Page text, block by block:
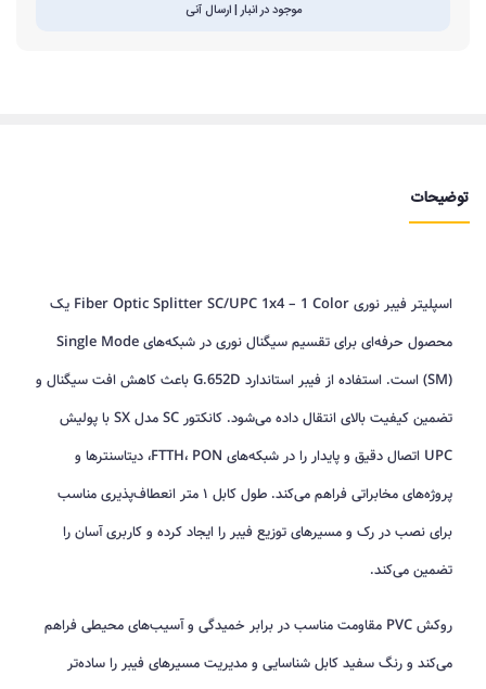
موجود در انبار | ارسال آنی
توضیحات
اسپلیتر فیبر نوری Fiber Optic Splitter SC/UPC 1x4 – 1 Color یک
محصول حرفه‌ای برای تقسیم سیگنال نوری در شبکه‌های Single Mode
(SM) است. استفاده از فیبر استاندارد G.652D باعث کاهش افت سیگنال و
تضمین کیفیت بالای انتقال داده می‌شود. کانکتور SC مدل SX با پولیش
UPC اتصال دقیق و پایدار را در شبکه‌های FTTH، PON، دیتاسنترها و
پروژه‌های مخابراتی فراهم می‌کند. طول کابل ۱ متر انعطاف‌پذیری مناسب
برای نصب در رک و مسیرهای توزیع فیبر را ایجاد کرده و کاربری آسان را
تضمین می‌کند.
روکش PVC مقاومت مناسب در برابر خمیدگی و آسیب‌های محیطی فراهم
می‌کند و رنگ سفید کابل شناسایی و مدیریت مسیرهای فیبر را ساده‌تر